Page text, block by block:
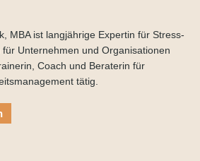
MBA ist langjährige Expertin für Stress-
Unternehmen und Organisationen
Coach und Beraterin für
tätig.